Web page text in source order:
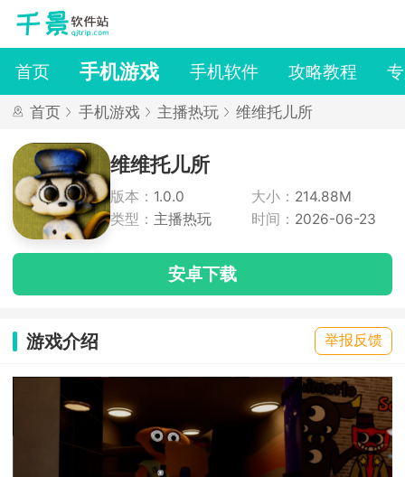
首页 手机游戏 手机软件 攻略教程
首页 手机游戏 主播热玩 维维托儿所
维维托儿所
版本： 1.0.0 大小： 214.88M
类型： 主播热玩 时间： 2026-06-23
安卓下载
游戏介绍 举报反馈